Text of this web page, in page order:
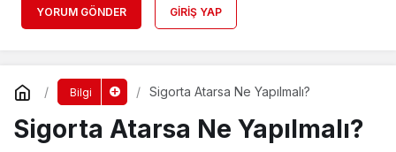
YORUM GÖNDER GIRIŞ YAP
Bilgi Sigorta Atarsa Ne Yapılmalı?
Sigorta Atarsa Ne Yapılmalı?